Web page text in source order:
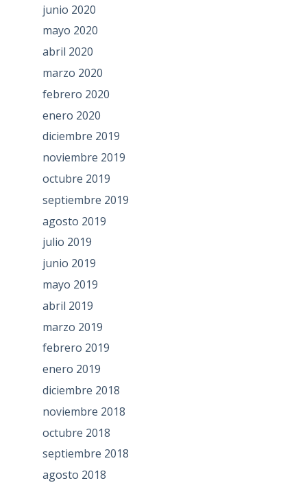
junio 2020
mayo 2020
abril 2020
marzo 2020
febrero 2020
enero 2020
diciembre 2019
noviembre 2019
octubre 2019
septiembre 2019
agosto 2019
julio 2019
junio 2019
mayo 2019
abril 2019
marzo 2019
febrero 2019
enero 2019
diciembre 2018
noviembre 2018
octubre 2018
septiembre 2018
agosto 2018